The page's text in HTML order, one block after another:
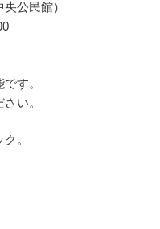
公民館）
す。
い。
。